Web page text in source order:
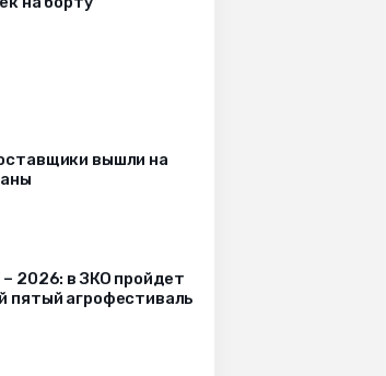
вышли на
– 2026: в ЗКО пройдет
пятый агрофестиваль